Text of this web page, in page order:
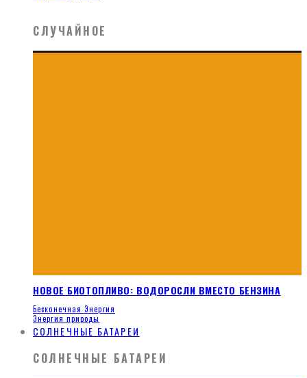
СЛУЧАЙНОЕ
НОВОЕ БИОТОПЛИВО: ВОДОРОСЛИ ВМЕСТО БЕНЗИНА
Бесконечная Энергия
Энергия природы
СОЛНЕЧНЫЕ БАТАРЕИ
СОЛНЕЧНЫЕ БАТАРЕИ